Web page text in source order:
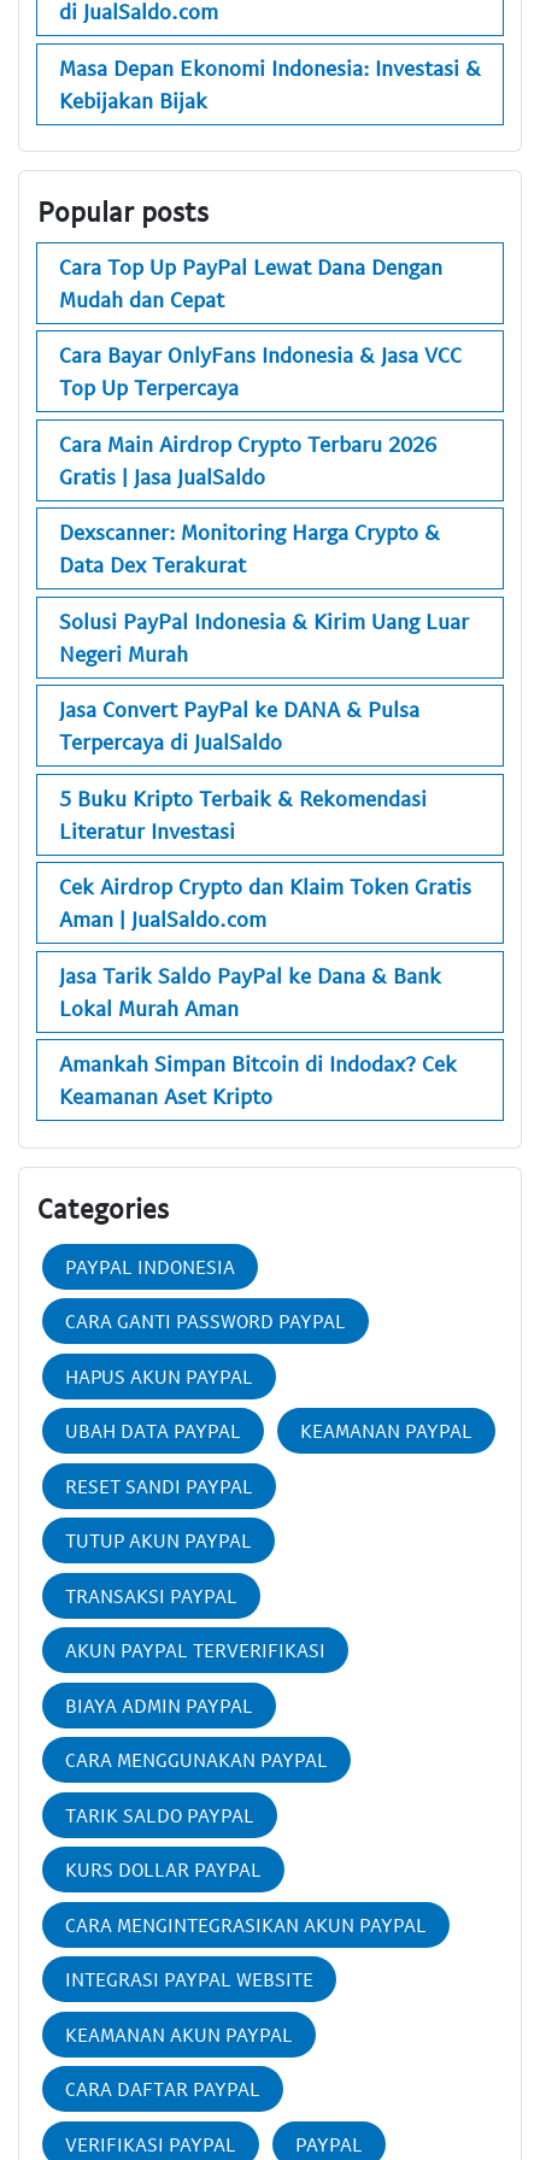
di JualSaldo.com
Masa Depan Ekonomi Indonesia: Investasi &
Kebijakan Bijak
Popular posts
Cara Top Up PayPal Lewat Dana Dengan
Mudah dan Cepat
Cara Bayar OnlyFans Indonesia & Jasa VCC
Top Up Terpercaya
Cara Main Airdrop Crypto Terbaru 2026
Gratis | Jasa JualSaldo
Dexscanner: Monitoring Harga Crypto &
Data Dex Terakurat
Solusi PayPal Indonesia & Kirim Uang Luar
Negeri Murah
Jasa Convert PayPal ke DANA & Pulsa
Terpercaya di JualSaldo
5 Buku Kripto Terbaik & Rekomendasi
Literatur Investasi
Cek Airdrop Crypto dan Klaim Token Gratis
Aman | JualSaldo.com
Jasa Tarik Saldo PayPal ke Dana & Bank
Lokal Murah Aman
Amankah Simpan Bitcoin di Indodax? Cek
Keamanan Aset Kripto
Categories
PAYPAL INDONESIA
CARA GANTI PASSWORD PAYPAL
HAPUS AKUN PAYPAL
UBAH DATA PAYPAL KEAMANAN PAYPAL
RESET SANDI PAYPAL
TUTUP AKUN PAYPAL
TRANSAKSI PAYPAL
AKUN PAYPAL TERVERIFIKASI
BIAYA ADMIN PAYPAL
CARA MENGGUNAKAN PAYPAL
TARIK SALDO PAYPAL
KURS DOLLAR PAYPAL
CARA MENGINTEGRASIKAN AKUN PAYPAL
INTEGRASI PAYPAL WEBSITE
KEAMANAN AKUN PAYPAL
CARA DAFTAR PAYPAL
VERIFIKASI PAYPAL PAYPAL